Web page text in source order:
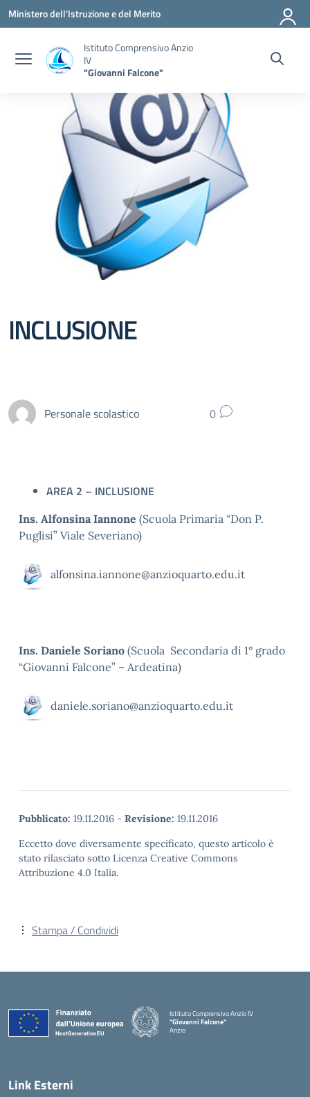
Vai ai contenuti
Vai al menu di navigazione
Vai al footer
Ministero dell'Istruzione e del Merito
Istituto Comprensivo Anzio
IV
"Giovanni Falcone"
INCLUSIONE
Personale scolastico 0
AREA 2 – INCLUSIONE
Ins. Alfonsina Iannone (Scuola Primaria “Don P.
Puglisi” Viale Severiano)
alfonsina.iannone@anzioquarto.edu.it
Ins. Daniele Soriano (Scuola Secondaria di 1° grado
“Giovanni Falcone” – Ardeatina)
daniele.soriano@anzioquarto.edu.it
Pubblicato: 19.11.2016 - Revisione: 19.11.2016
Eccetto dove diversamente specificato, questo articolo è
stato rilasciato sotto Licenza Creative Commons
Attribuzione 4.0 Italia.
Stampa / Condividi
Istituto Comprensivo Anzio IV
"Giovanni Falcone"
Anzio
Link Esterni